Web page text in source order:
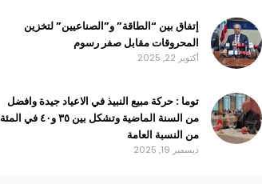
إتفاق بين “الطاقة” و”الصناعيين” لتخزين
المحروقات مقابل صفر رسوم
أكتوبر 22, 2025
توما : حركة مبيع النبيذ في الاعياد جيدة وافضل
من السنة الماضية وتشكل بين ٣٥ و٤٠ في المئة
من النسبة العامة
ديسمبر 19, 2025